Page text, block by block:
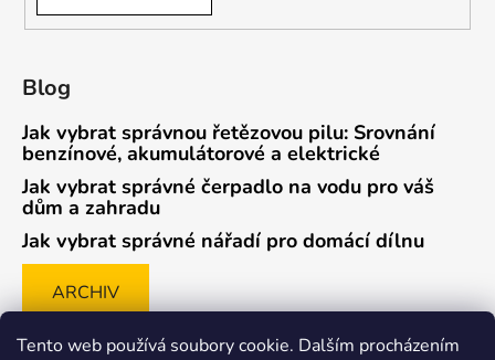
Tento web používá soubory cookie. Dalším procházením
Blog
Jak vybrat správnou řetězovou pilu: Srovnání
benzínové, akumulátorové a elektrické
Jak vybrat správné čerpadlo na vodu pro váš
dům a zahradu
Jak vybrat správné nářadí pro domácí dílnu
ARCHIV